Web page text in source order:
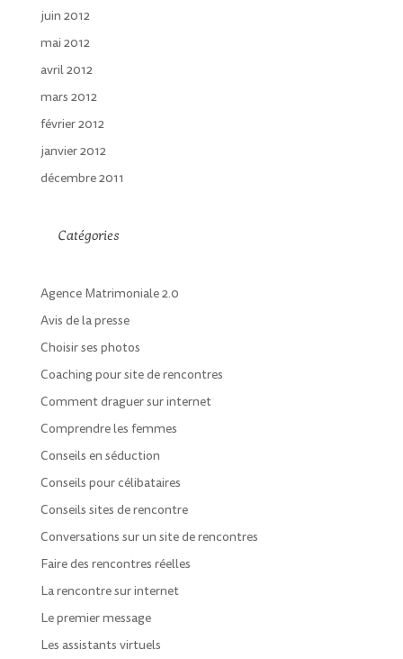
juin 2012
mai 2012
avril 2012
mars 2012
février 2012
janvier 2012
décembre 2011
Catégories
Agence Matrimoniale 2.0
Avis de la presse
Choisir ses photos
Coaching pour site de rencontres
Comment draguer sur internet
Comprendre les femmes
Conseils en séduction
Conseils pour célibataires
Conseils sites de rencontre
Conversations sur un site de rencontres
Faire des rencontres réelles
La rencontre sur internet
Le premier message
Les assistants virtuels